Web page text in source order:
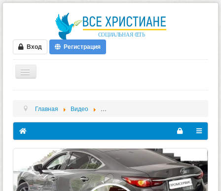
Вход Регистрация
ФОРУМ
ВИДЕО
БЛОГИ
МУЗЫКА
БИБЛИЯ
Главная Видео Эдуард Зарицкий - Videos - Ты мой Бог (1)